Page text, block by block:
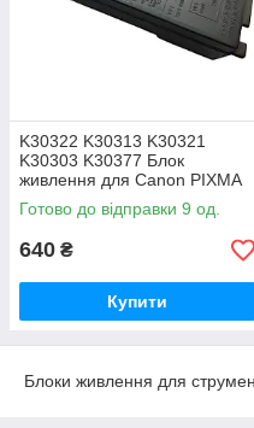
K30322 K30313 K30321
K30303 K30377 Блок
живлення для Canon PIXMA
MP288
Готово до відправки 9 од.
640 ₴
Купити
Блоки живлення для